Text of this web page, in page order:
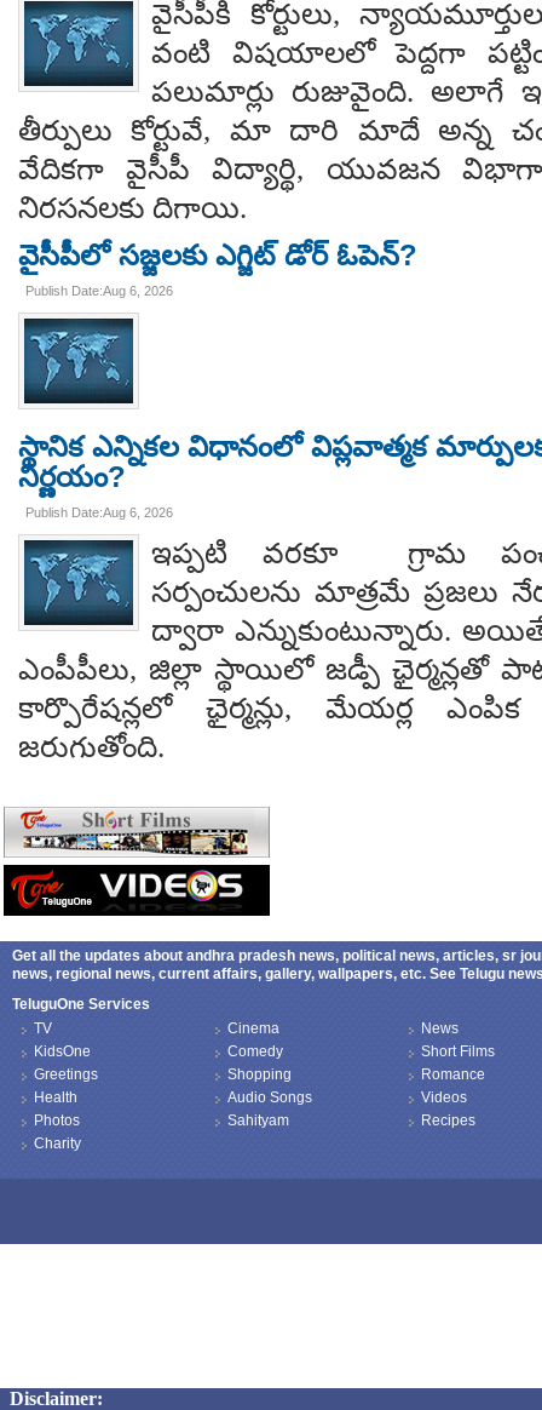
వైసీపీకి కోర్టులు,
వంటి విషయాలలో పెద్దగా
పలుమార్లు రుజువైంది. అలాగే
తీర్పులు కోర్టువే, మా దారి మాదే అన్న
వేదికగా వైసీపీ విద్యార్థి, యువజన
నిరసనలకు దిగాయి.
వైసీపీలో సజ్జలకు ఎగ్జిట్ డోర్ ఓపెన్?
Publish Date:Aug 6, 2026
స్థానిక ఎన్నికల విధానంలో విప్లవాత్మక
నిర్ణయం?
Publish Date:Aug 6, 2026
ఇప్పటి వరకూ గ్రామ
సర్పంచులను మాత్రమే ప్రజలు
ద్వారా ఎన్నుకుంటున్నారు.
ఎంపీపీలు, జిల్లా స్థాయిలో జడ్పీ ఛైర్మన్లతో
కార్పొరేషన్లలో ఛైర్మన్లు, మేయర్ల ఎంపిక
జరుగుతోంది.
Get all the updates about andhra pradesh news, political news, articles, sr
news, regional news, current affairs, gallery, wallpapers, etc. See Telugu
TeluguOne Services
TV
KidsOne
Greetings
Health
Photos
Charity
Cinema
Comedy
Shopping
Audio Songs
Sahityam
News
Short Films
Romance
Videos
Recipes
Disclaimer: